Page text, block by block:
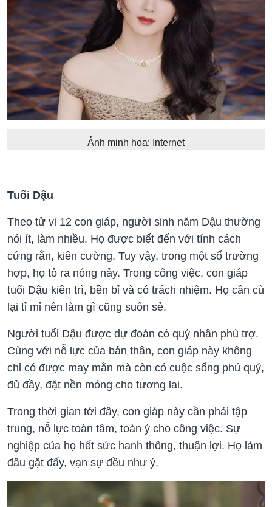
Ảnh minh họa: Internet
Tuổi Dậu
Theo tử vi 12 con giáp, người sinh năm Dậu thường
nói ít, làm nhiều. Họ được biết đến với tính cách
cứng rắn, kiên cường. Tuy vậy, trong một số trường
hợp, họ tỏ ra nóng nảy. Trong công việc, con giáp
tuổi Dậu kiên trì, bền bỉ và có trách nhiệm. Họ cần cù
lại tỉ mỉ nên làm gì cũng suôn sẻ.
Người tuổi Dậu được dự đoán có quý nhân phù trợ.
Cùng với nỗ lực của bản thân, con giáp này không
chỉ có được may mắn mà còn có cuộc sống phú quý,
đủ đầy, đặt nền móng cho tương lai.
Trong thời gian tới đây, con giáp này cần phải tập
trung, nỗ lực toàn tâm, toàn ý cho công việc. Sự
nghiệp của họ hết sức hanh thông, thuận lợi. Họ làm
đâu gặt đấy, vạn sự đều như ý.